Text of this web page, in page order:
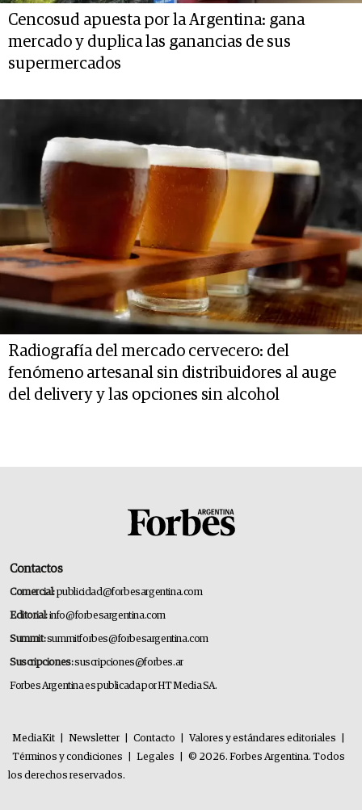
Cencosud apuesta por la Argentina: gana
mercado y duplica las ganancias de sus
supermercados
Radiografía del mercado cervecero: del
fenómeno artesanal sin distribuidores al auge
del delivery y las opciones sin alcohol
Contactos
Comercial:publicidad@forbesargentina.com
Editorial:info@forbesargentina.com
Summit:summitforbes@forbesargentina.com
Suscripciones:suscripciones@forbes.ar
Forbes Argentina es publicada por HT Media SA.
MediaKit Newsletter Contacto Valores y estándares editoriales
Términos y condiciones
Legales
© 2026. Forbes Argentina. Todos
los derechos reservados.